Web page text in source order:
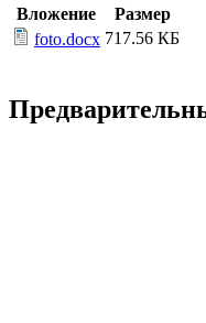
Вложение
Размер
foto.docx 717.56 КБ